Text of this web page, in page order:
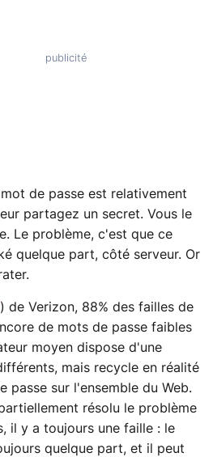
de passe est relativement
partagez un secret. Vous le
Le problème, c'est que ce
quelque part, côté serveur. Or
) de Verizon, 88% des failles de
de mots de passe faibles
moyen dispose d'une
mais recycle en réalité
passe sur l'ensemble du Web.
résolu le problème
il y a toujours une faille : le
quelque part, et il peut